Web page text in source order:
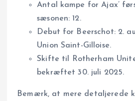
Antal kampe for Ajax’
sæsonen: 12.
Debut for Beerschot: 2.
Union Saint-Gilloise.
Skifte til Rotherham
bekræftet 30. juli 2025.
Bemærk, at mere detaljerede